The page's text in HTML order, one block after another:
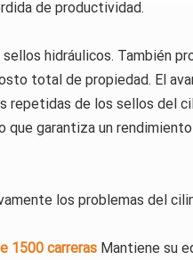
de productividad.
hidráulicos. También
total de propiedad. El
repetidas de los sellos del
que garantiza un
los problemas del
1500 carrerasMantiene su